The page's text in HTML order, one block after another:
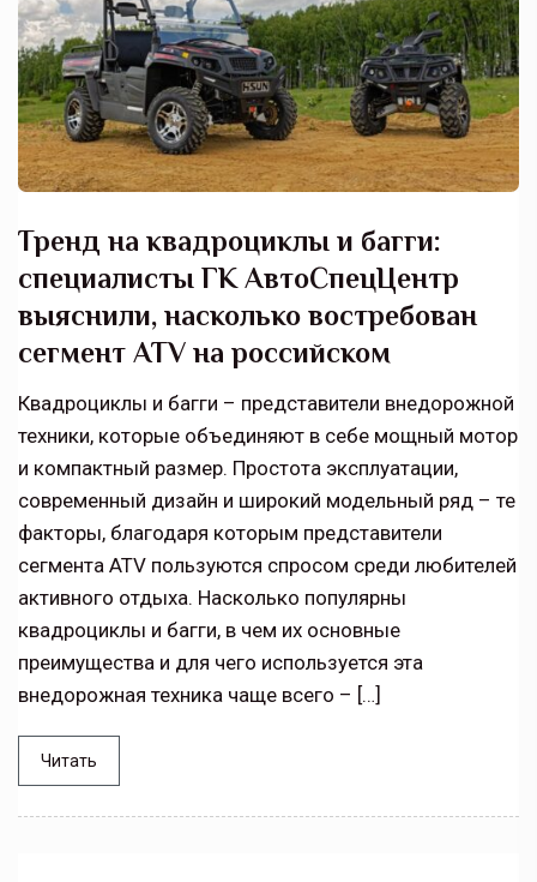
Тренд на квадроциклы и багги:
специалисты ГК АвтоСпецЦентр
выяснили, насколько востребован
сегмент ATV на российском
Квадроциклы и багги – представители внедорожной
техники, которые объединяют в себе мощный мотор
и компактный размер. Простота эксплуатации,
современный дизайн и широкий модельный ряд – те
факторы, благодаря которым представители
сегмента ATV пользуются спросом среди любителей
активного отдыха. Насколько популярны
квадроциклы и багги, в чем их основные
преимущества и для чего используется эта
внедорожная техника чаще всего – […]
Читать